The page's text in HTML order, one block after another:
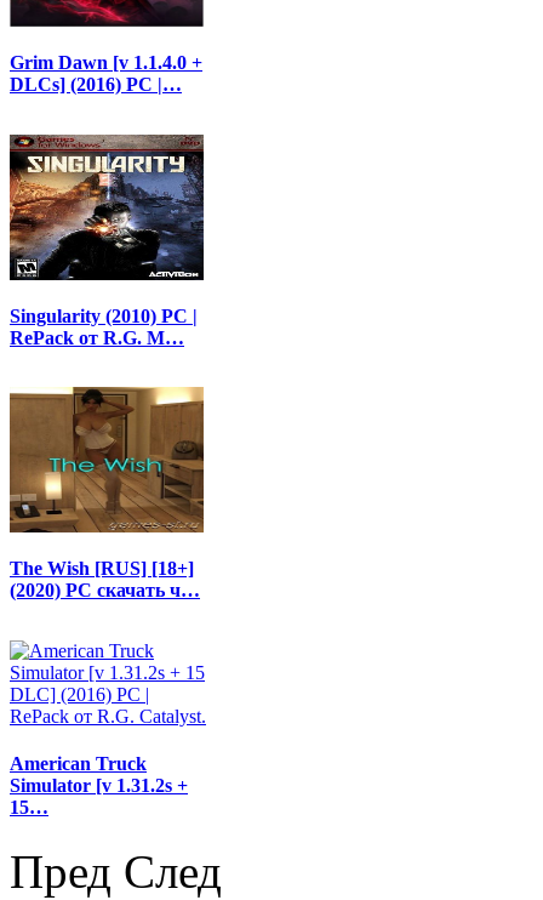
Grim Dawn [v 1.1.4.0 +
DLCs] (2016) PC |…
Singularity (2010) PC |
RePack от R.G. М…
The Wish [RUS] [18+]
(2020) PC скачать ч…
American Truck
Simulator [v 1.31.2s +
15…
Пред След